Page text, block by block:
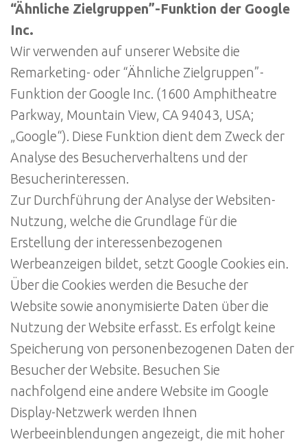
“Ähnliche Zielgruppen”-Funktion der Google
Inc.
Wir verwenden auf unserer Website die
Remarketing- oder “Ähnliche Zielgruppen”-
Funktion der Google Inc. (1600 Amphitheatre
Parkway, Mountain View, CA 94043, USA;
„Google“). Diese Funktion dient dem Zweck der
Analyse des Besucherverhaltens und der
Besucherinteressen.
Zur Durchführung der Analyse der Websiten-
Nutzung, welche die Grundlage für die
Erstellung der interessenbezogenen
Werbeanzeigen bildet, setzt Google Cookies ein.
Über die Cookies werden die Besuche der
Website sowie anonymisierte Daten über die
Nutzung der Website erfasst. Es erfolgt keine
Speicherung von personenbezogenen Daten der
Besucher der Website. Besuchen Sie
nachfolgend eine andere Website im Google
Display-Netzwerk werden Ihnen
Werbeeinblendungen angezeigt, die mit hoher